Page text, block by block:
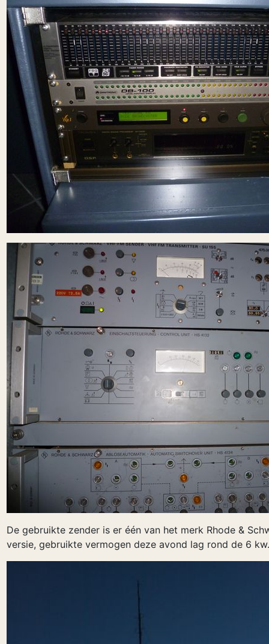
De gebruikte zender is er één van het merk Rhode &
versie, gebruikte vermogen deze avond lag rond de 6 kw.